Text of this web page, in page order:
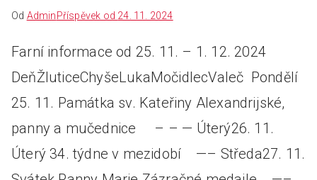
Od AdminPříspěvek od 24. 11. 2024
Farní informace od 25. 11. – 1. 12. 2024
DeňŽluticeChyšeLukaMočidlecValeč Pondělí
25. 11. Památka sv. Kateřiny Alexandrijské,
panny a mučednice – – — Úterý26. 11.
Úterý 34. týdne v mezidobí —– Středa27. 11.